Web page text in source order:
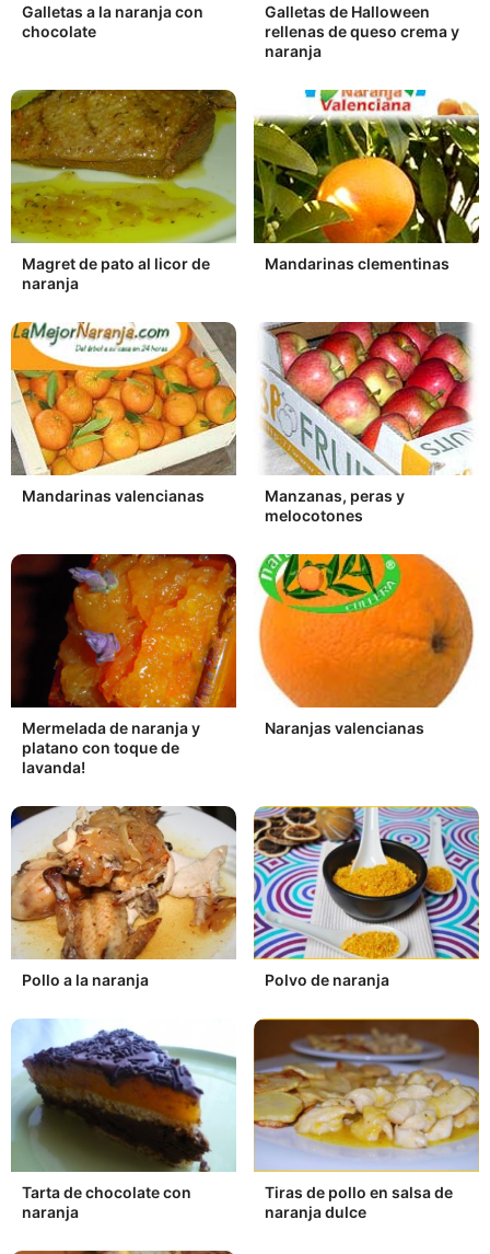
Galletas a la naranja con
chocolate
Galletas de Halloween
rellenas de queso crema y
naranja
Magret de pato al licor de
naranja
Mandarinas clementinas
Mandarinas valencianas
Manzanas, peras y
melocotones
Mermelada de naranja y
platano con toque de
lavanda!
Naranjas valencianas
Pollo a la naranja Polvo de naranja
Tarta de chocolate con
naranja
Tiras de pollo en salsa de
naranja dulce